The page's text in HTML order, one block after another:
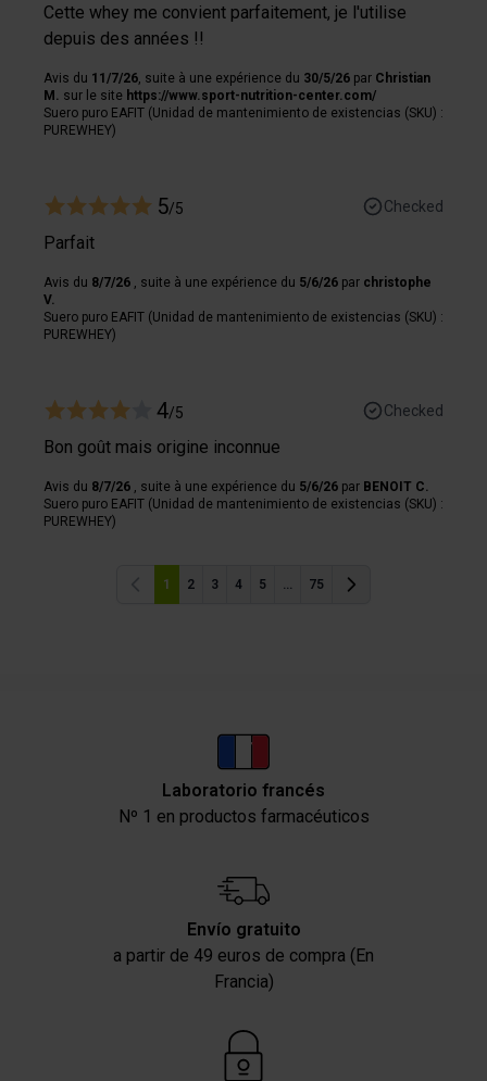
Cette whey me convient parfaitement, je l'utilise
depuis des années !!
Avis du 11/7/26 , suite à une expérience du 30/5/26 par Christian
M.
sur le site https://www.sport-nutrition-center.com/
Suero puro EAFIT (Unidad de mantenimiento de existencias (SKU) :
PUREWHEY)
5/5 Checked
Parfait
Avis du 8/7/26 , suite à une expérience du 5/6/26 par christophe
V.
Suero puro EAFIT (Unidad de mantenimiento de existencias (SKU) :
PUREWHEY)
4/5 Checked
Bon goût mais origine inconnue
Avis du 8/7/26 , suite à une expérience du 5/6/26 par BENOIT C.
Suero puro EAFIT (Unidad de mantenimiento de existencias (SKU) :
PUREWHEY)
Anterior
1 2 3 4 5 75
Anterior
Laboratorio francés
Nº 1 en productos farmacéuticos
Envío gratuito
a partir de 49 euros de compra (En
Francia)